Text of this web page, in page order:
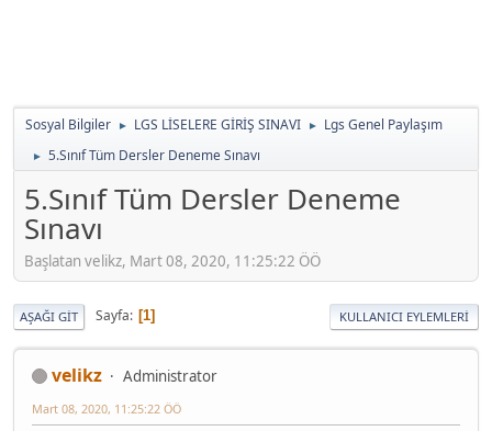
Sosyal Bilgiler ► LGS LİSELERE GİRİŞ SINAVI ► Lgs Genel Paylaşım
► 5.Sınıf Tüm Dersler Deneme Sınavı
5.Sınıf Tüm Dersler Deneme
Sınavı
Başlatan velikz, Mart 08, 2020, 11:25:22 ÖÖ
AŞAĞI GIT Sayfa 1 KULLANICI EYLEMLERI
velikz Administrator
Mart 08, 2020, 11:25:22 ÖÖ